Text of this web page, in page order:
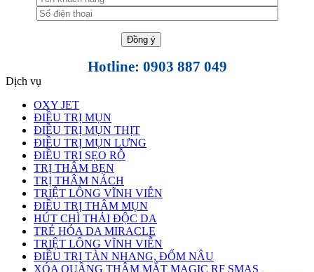
Hotline: 0903 887 049
Dịch vụ
OXY JET
ĐIỀU TRỊ MỤN
ĐIỀU TRỊ MỤN THỊT
ĐIỀU TRỊ MỤN LƯNG
ĐIỀU TRỊ SẸO RỖ
TRỊ THÂM BẸN
TRỊ THÂM NÁCH
TRIỆT LÔNG VĨNH VIỄN
ĐIỀU TRỊ THÂM MỤN
HÚT CHÌ THẢI ĐỘC DA
TRẺ HÓA DA MIRACLE
TRIỆT LÔNG VĨNH VIỄN
ĐIỀU TRỊ TÀN NHANG, ĐỐM NÂU
XÓA QUẦNG THÂM MẮT MAGIC RF SMAS